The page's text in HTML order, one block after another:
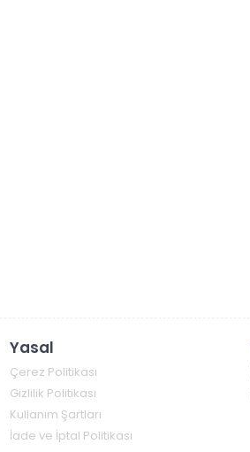
Yasal
Çerez Politikası
Gizlilik Politikası
Kullanım Şartları
İade ve İptal Politikası